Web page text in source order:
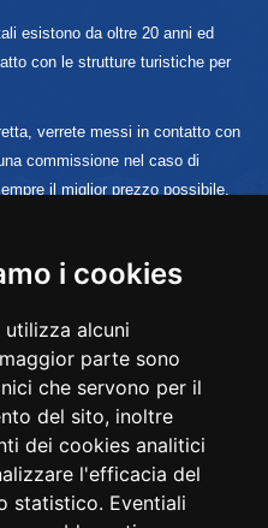
i cookies
utilizza alcuni
parte sono
che servono per il
del sito, inoltre
dei cookies analitici
l'efficacia del
statistico. Eventiali
esistono da oltre 20 anni ed
con le strutture turistiche per
verrete messi in contatto con
commissione nel caso di
il miglior prezzo possibile.